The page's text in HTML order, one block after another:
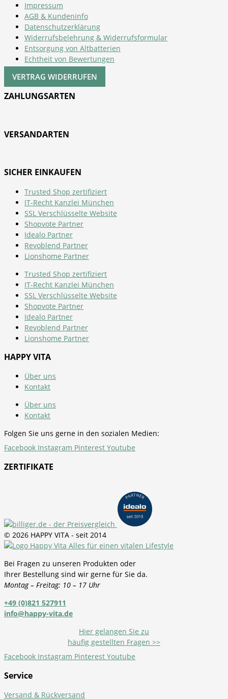
Impressum
AGB & Kundeninfo
Datenschutzerklärung
Widerrufsbelehrung & Widerrufsformular
Entsorgung von Altbatterien
Echtheit von Bewertungen
VERTRAG WIDERRUFEN
ZAHLUNGSARTEN
VERSANDARTEN
SICHER EINKAUFEN
Trusted Shop zertifiziert
IT-Recht Kanzlei München
SSL Verschlüsselte Website
Shopvote Partner
Idealo Partner
Revoblend Partner
Lionshome Partner
Trusted Shop zertifiziert
IT-Recht Kanzlei München
SSL Verschlüsselte Website
Shopvote Partner
Idealo Partner
Revoblend Partner
Lionshome Partner
HAPPY VITA
Über uns
Kontakt
Über uns
Kontakt
Folgen Sie uns gerne in den sozialen Medien:
Facebook Instagram Pinterest Youtube
ZERTIFIKATE
© 2026 HAPPY VITA - seit 2014
Bei Fragen zu unseren Produkten oder
Ihrer Bestellung sind wir gerne für Sie da.
Montag – Freitag: 10 – 17 Uhr
+49 (0)821 527911
info@happy-vita.de
Hier gelangen Sie zu
häufig gestellten Fragen >>
Facebook Instagram Pinterest Youtube
Service
Versand & Rückversand